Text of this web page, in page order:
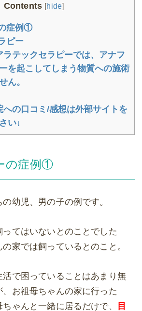
Contents [hide]
症例①
ピー
ラテックセラピーでは、アナフ
を起こしてしまう物質への施術
ん。
への口コミ/感想は外部サイトを
い↓
の症例①
幼児、男の子の例です。
ってはいないとのことでした
家では飼っているとのこと。
活で困っていることはあまり無
お祖母ちゃんの家に行った
ゃんと一緒に居るだけで、
目